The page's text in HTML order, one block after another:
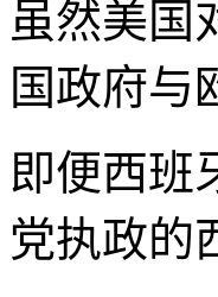
虽然美国
国政府与
即便西班
党执政的